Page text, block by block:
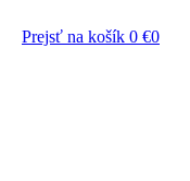
Prejsť na košík 0 €0